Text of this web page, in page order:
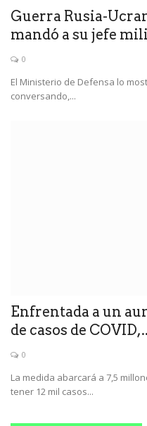
Guerra Rusia-
mandó a su jefe
0
El Ministerio de Defensa lo
conversando,...
Enfrentada a un
de casos de
0
La medida abarcará a 7,5
tener 12 mil casos...